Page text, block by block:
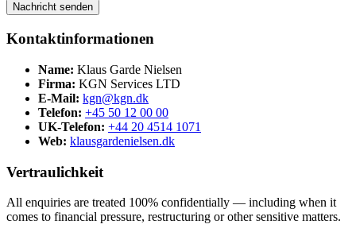
Nachricht senden
Kontaktinformationen
Name: Klaus Garde Nielsen
Firma: KGN Services LTD
E-Mail: kgn@kgn.dk
Telefon: +45 50 12 00 00
UK-Telefon: +44 20 4514 1071
Web: klausgardenielsen.dk
Vertraulichkeit
All enquiries are treated 100% confidentially — including when it
comes to financial pressure, restructuring or other sensitive matters.